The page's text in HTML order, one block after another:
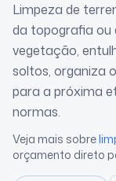
Limpeza de
da topografia ou
vegetação,
soltos, organiza
para a próxima
normas.
Veja mais sobre
orçamento direto